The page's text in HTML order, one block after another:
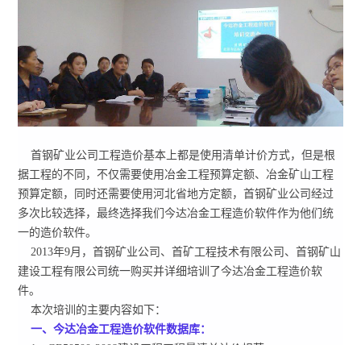
首钢矿业公司工程造价基本上都是使用清单计价方式，但是根
据工程的不同，不仅需要使用冶金工程预算定额、冶金矿山工程
预算定额，同时还需要使用河北省地方定额，首钢矿业公司经过
多次比较选择，最终选择我们今达冶金工程造价软件作为他们统
一的造价软件。
2013年9月，首钢矿业公司、首矿工程技术有限公司、首钢矿山
建设工程有限公司统一购买并详细培训了今达冶金工程造价软
件。
本次培训的主要内容如下：
一、今达冶金工程造价软件数据库：